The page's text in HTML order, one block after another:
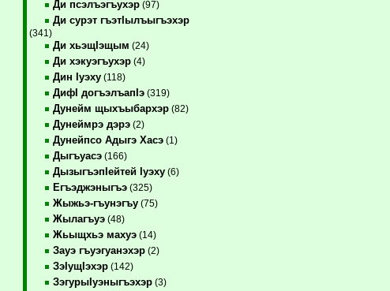
Ди псэлъэгъухэр(97)
Ди сурэт гъэтIылъыгъэхэр
(341)
Ди хьэщIэщым (24)
Ди хэкуэгъухэр(4)
Дин Iуэху(118)
ДифI догъэлъапIэ(319)
Дунейм щыхъыбархэр(82)
Дунеймрэ дэрэ(2)
Дунейпсо Адыгэ Хасэ(1)
Дыгъуасэ(166)
ДызыгъэпIейтей Iуэху(6)
Егъэджэныгъэ(325)
Жыжьэ-гъунэгъу(75)
Жылагъуэ(48)
Жьыщхьэ махуэ(14)
Зауэ гъуэгуанэхэр(2)
ЗэIущIэхэр(142)
ЗэгурыIуэныгъэхэр(3)